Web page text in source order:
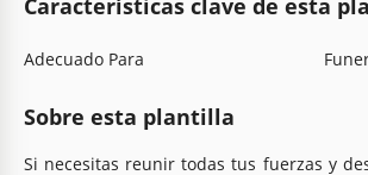
Adecuado Para
Sobre esta plantilla
Si necesitas reunir todas tus fuerzas y